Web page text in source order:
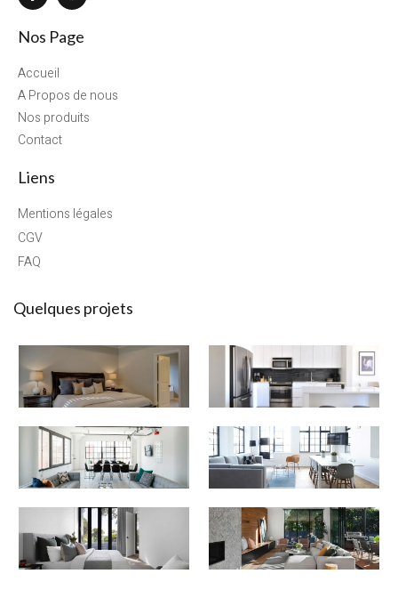
Nos Page
Accueil
A Propos de nous
Nos produits
Contact
Liens
Mentions légales
CGV
FAQ
Quelques projets